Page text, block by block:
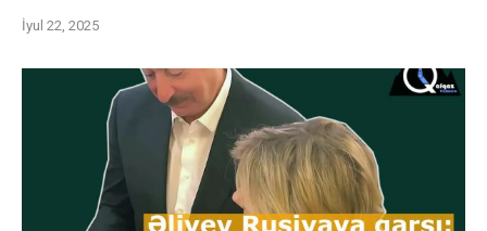
İyul 22, 2025